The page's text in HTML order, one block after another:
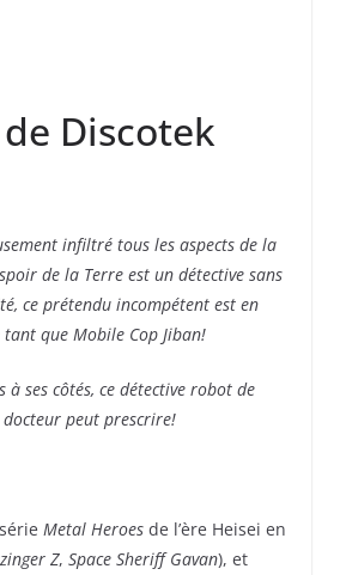
Discotek
infiltré tous les aspects de la
de la Terre est un détective sans
ce prétendu incompétent est en
que Mobile Cop Jiban!
à ses côtés, ce détective robot de
peut prescrire!
Metal Heroes de l’ère Heisei en
Z, Space Sheriff Gavan), et